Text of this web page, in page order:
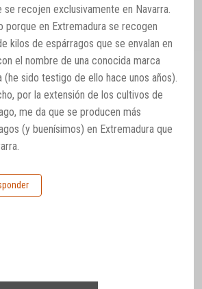
se recojen exclusivamente en Navarra.
porque en Extremadura se recogen
kilos de espárragos que se envalan en
el nombre de una conocida marca
(he sido testigo de ello hace unos años).
por la extensión de los cultivos de
me da que se producen más
(y buenísimos) en Extremadura que